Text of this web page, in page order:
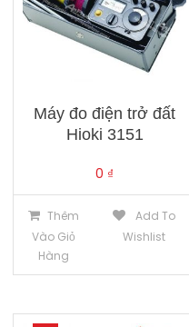
Máy đo điện trở đất
Hioki 3151
0 ₫
Thêm
Vào Giỏ
Hàng
Add To
Wishlist